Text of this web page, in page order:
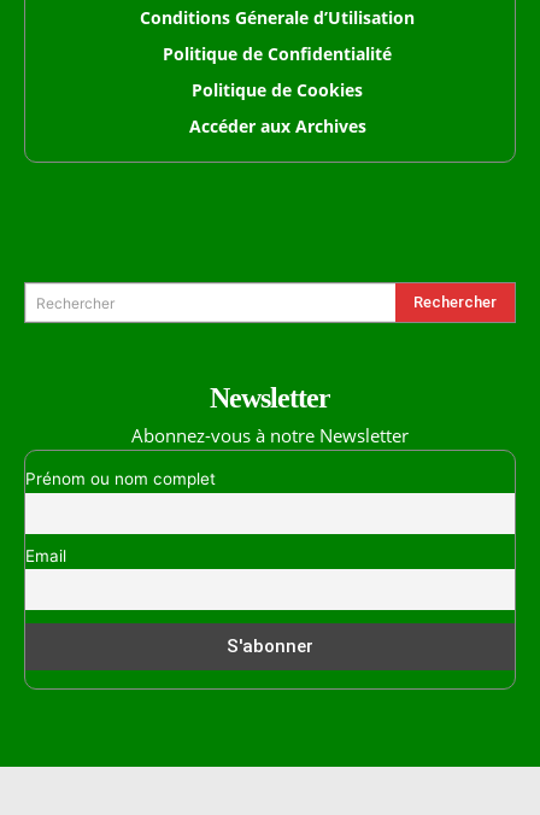
Conditions Génerale d’Utilisation
Politique de Confidentialité
Politique de Cookies
Accéder aux Archives
Rechercher Rechercher
Newsletter
Abonnez-vous à notre Newsletter
Prénom ou nom complet
Email